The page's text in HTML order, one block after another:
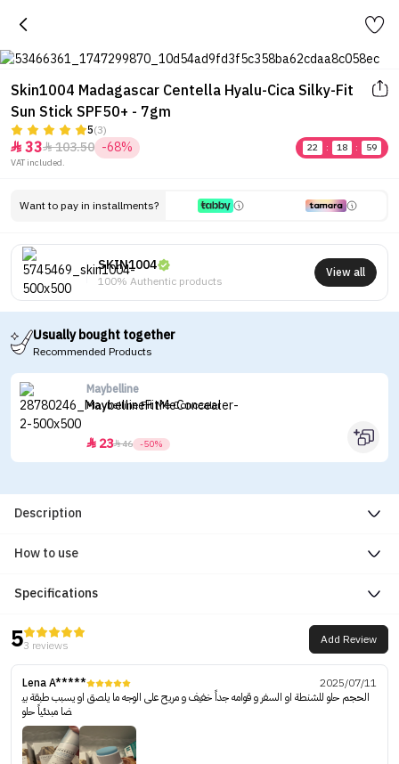
Skin1004 Madagascar Centella Hyalu-Cica Silky-Fit
Sun Stick SPF50+ - 7gm
5(3)
 33103.50 -68% 22 : 18 :
59
VAT included.
Want to pay in installments?
SKIN1004
100% Authentic products
View all
Usually bought together
Recommended Products
Maybelline
Maybelline Fit Me Concealer
 2346 -50%
Description
How to use
Specifications
53 reviews Add Review
Lena A*****
2025/07/11
الحجم حلو للشنطة او السفر و قوامه جداً خفيف و مريح على الوجه ما يلصق او يسبب طبقة بي
ضا مبدئياً حلو